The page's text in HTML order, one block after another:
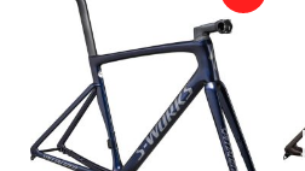
格：
NT$178,000。
格：
NT$100,000。